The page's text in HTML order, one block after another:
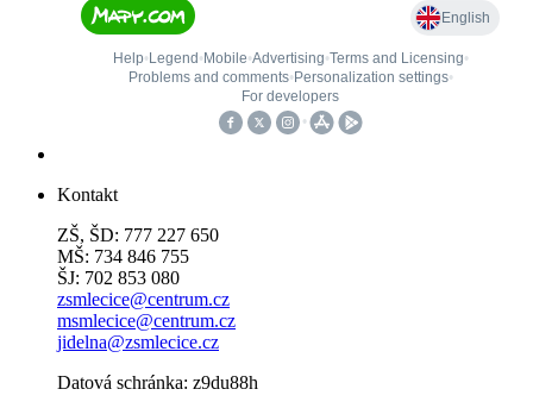
Kontakt
ZŠ, ŠD: 777 227 650
MŠ: 734 846 755
ŠJ: 702 853 080
zsmlecice@centrum.cz
msmlecice@centrum.cz
jidelna@zsmlecice.cz
Datová schránka: z9du88h